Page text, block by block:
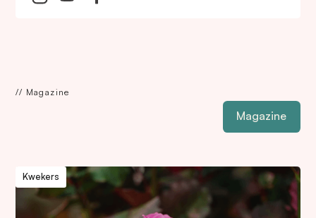
// Magazine
Magazine
Kwekers